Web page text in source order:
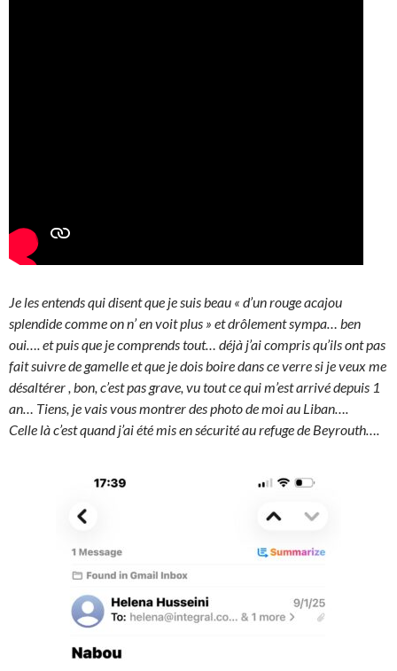
Je les entends qui disent que je suis beau « d’un rouge acajou
splendide comme on n’ en voit plus » et drôlement sympa… ben
oui…. et puis que je comprends tout… déjà j’ai compris qu’ils ont pas
fait suivre de gamelle et que je dois boire dans ce verre si je veux me
désaltérer , bon, c’est pas grave, vu tout ce qui m’est arrivé depuis 1
an… Tiens, je vais vous montrer des photo de moi au Liban….
Celle là c’est quand j’ai été mis en sécurité au refuge de Beyrouth….